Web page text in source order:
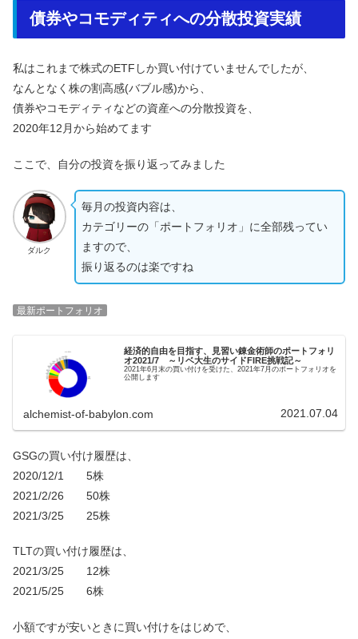
債券やコモディティへの分散投資実績
私はこれまで株式のETFしか買い付けていませんでしたが、
なんとなく株の割高感(バブル感)から、
債券やコモディティなどの資産への分散投資を、
2020年12月から始めてます
ここで、自分の投資を振り返ってみました
ダルク
毎月の投資内容は、
カテゴリーの「ポートフォリオ」に全部残ってい
ますので、
振り返るのは楽ですね
最新ポートフォリオ
経済的自由を目指す、見習い錬金術師のポートフォリ
オ2021/7 ～リベ大生のサイドFIRE挑戦記～
2021年6月末の買い付けを受けた、2021年7月のポートフォリオを
公開します
alchemist-of-babylon.com 2021.07.04
GSGの買い付け履歴は、
2020/12/1 5株
2021/2/26 50株
2021/3/25 25株
TLTの買い付け履歴は、
2021/3/25 12株
2021/5/25 6株
小額ですが安いときに買い付けをはじめで、